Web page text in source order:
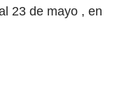
23 de mayo , en